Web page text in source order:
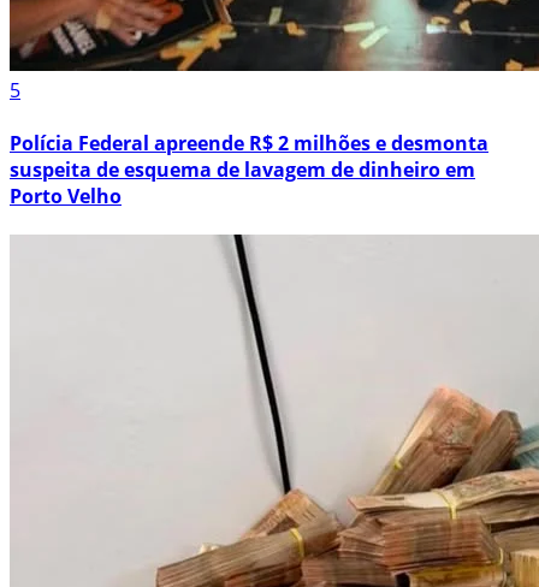
5
Polícia Federal apreende R$ 2 milhões e desmonta
suspeita de esquema de lavagem de dinheiro em
Porto Velho